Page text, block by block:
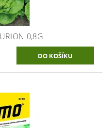
0,8G